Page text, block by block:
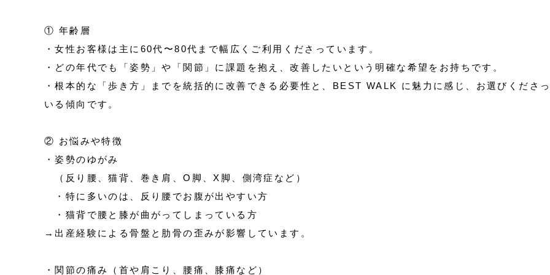
① 年齢層
・女性お客様は主に60代〜80代まで幅広くご利用くださっています。
・どの年代でも「姿勢」や「関節」に課題を抱え、改善したいという明確な希望をお持ちです。
・根本的な「歩き方」までを統括的に改善できる必要性と、BEST WALK に魅力に感じ、お選びくださ
いる傾向です。
② お悩みや特徴
・姿勢のゆがみ
（反り腰、猫背、巻き肩、O脚、X脚、側湾症など）
・特に多いのは、反り腰でお腹が出やすい方
・猫背で腰と膝が曲がってしまっている方
→出産経験による骨盤と肋骨の歪みが影響しています。
・関節の痛み（首や肩こり、腰痛、膝痛など）